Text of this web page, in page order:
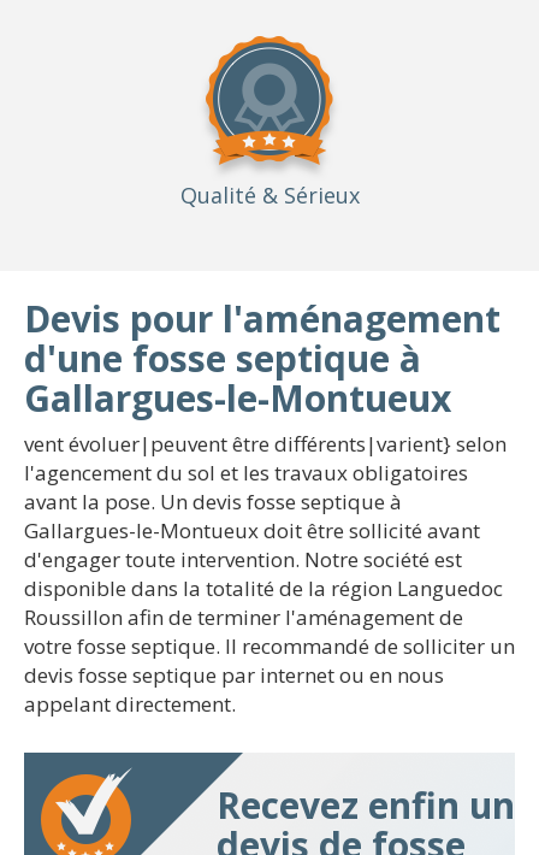
Qualité & Sérieux
Devis pour l'aménagement
d'une fosse septique à
Gallargues-le-Montueux
vent évoluer|peuvent être différents|varient} selon
l'agencement du sol et les travaux obligatoires
avant la pose. Un devis fosse septique à
Gallargues-le-Montueux doit être sollicité avant
d'engager toute intervention. Notre société est
disponible dans la totalité de la région Languedoc
Roussillon afin de terminer l'aménagement de
votre fosse septique. Il recommandé de solliciter un
devis fosse septique par internet ou en nous
appelant directement.
Recevez enfin un
devis de fosse